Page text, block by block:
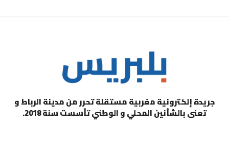
جريدة إلكترونية مغربية مستقلة تحرر من مدينة الرباط و
تعنى بالشأنين المحلي و الوطني تأسست سنة 2018.